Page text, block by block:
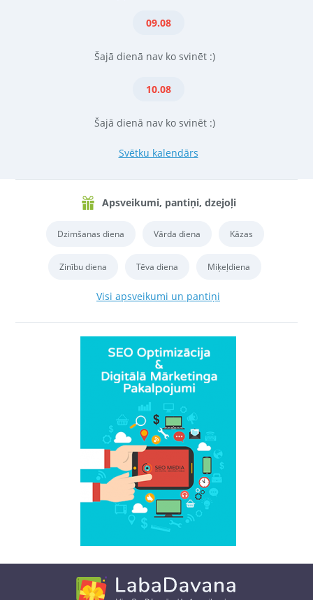
09.08
Šajā dienā nav ko svinēt :)
10.08
Šajā dienā nav ko svinēt :)
Svētku kalendārs
Apsveikumi, pantiņi, dzejoļi
Dzimšanas diena Vārda diena Kāzas
Zinību diena Tēva diena Miķeļdiena
Visi apsveikumi un pantiņi